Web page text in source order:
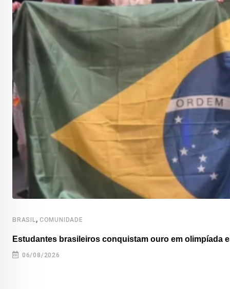
BRASIL, COMUNIDADE
Estudantes brasileiros conquistam ouro em olimpíada
06/08/2026